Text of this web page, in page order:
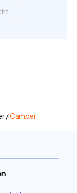
/Camper